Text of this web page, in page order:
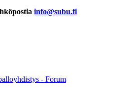
info@subu.fi
- Forum